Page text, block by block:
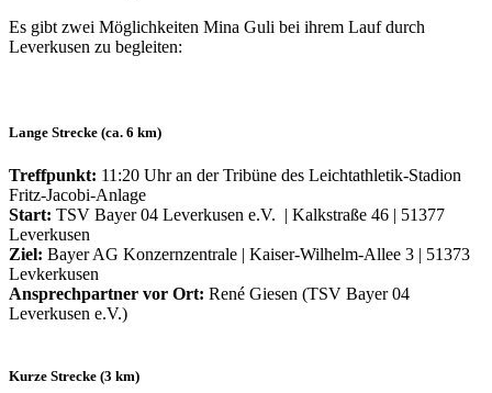
Es gibt zwei Möglichkeiten Mina Guli bei ihrem Lauf durch
Leverkusen zu begleiten:
Lange Strecke (ca. 6 km)
Treffpunkt: 11:20 Uhr an der Tribüne des Leichtathletik-Stadion
Fritz-Jacobi-Anlage
Start: TSV Bayer 04 Leverkusen e.V. | Kalkstraße 46 | 51377
Leverkusen
Ziel: Bayer AG Konzernzentrale | Kaiser-Wilhelm-Allee 3 | 51373
Levkerkusen
Ansprechpartner vor Ort: René Giesen (TSV Bayer 04
Leverkusen e.V.)
Kurze Strecke (3 km)